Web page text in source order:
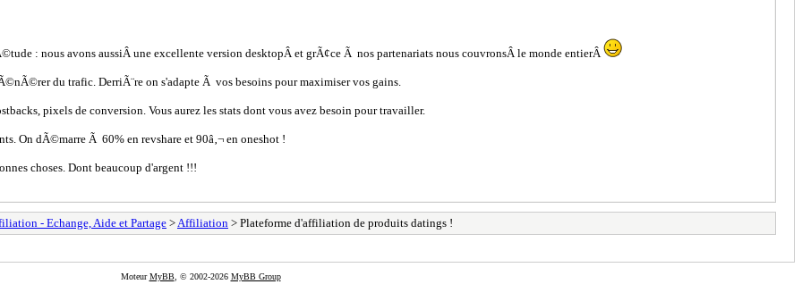
: nous avons aussiÂ une excellente version desktopÂ et grÃ¢ce Ã nos partenariats nous couvronsÂ le monde entierÂ
du trafic. DerriÃ¨re on s'adapte Ã vos besoins pour maximiser vos gains.
pixels de conversion. Vous aurez les stats dont vous avez besoin pour travailler.
On dÃ©marre Ã 60% en revshare et 90â‚¬ en oneshot !
choses. Dont beaucoup d'argent !!!
- Echange, Aide et Partage> Affiliation > Plateforme d'affiliation de produits datings !
MoteurMyBB, © 2002-2026 MyBB Group